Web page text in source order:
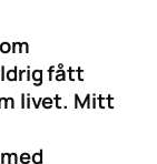
fått
livet. Mitt